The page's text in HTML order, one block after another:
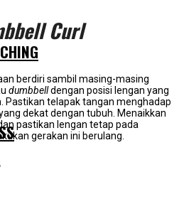
Curl
berdiri sambil masing-masing
dumbbelldengan posisi lengan yang
Pastikan telapak tangan menghadap
dekat dengan tubuh. Menaikkan
pastikan lengan tetap pada
gerakan ini berulang.